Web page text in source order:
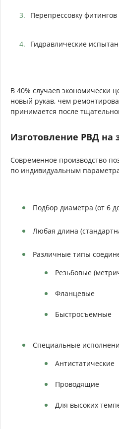
Перепрессовку фитингов
Гидравлические
В 40% случаев экономически
новый рукав, чем
принимается после
Изготовление РВД на
Современное производство
по индивидуальным
Подбор диаметра (от 6
Любая длина
Различные типы
Резьбовые
Фланцевые
Быстросъемные
Специальные
Антистатические
Проводящие
Для высоких